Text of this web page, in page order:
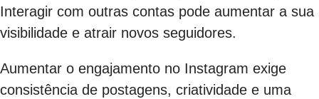
Interagir com outras contas pode aumentar a sua
visibilidade e atrair novos seguidores.
Aumentar o engajamento no Instagram exige
consistência de postagens, criatividade e uma